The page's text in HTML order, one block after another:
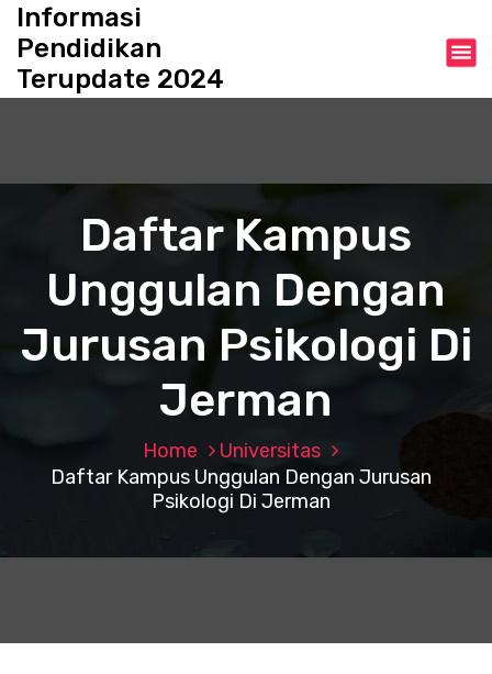
o
Informasi
Pendidikan
Terupdate 2024
Daftar Kampus
Unggulan Dengan
Jurusan Psikologi Di
Jerman
Home
Universitas
Daftar Kampus Unggulan Dengan Jurusan
Psikologi Di Jerman